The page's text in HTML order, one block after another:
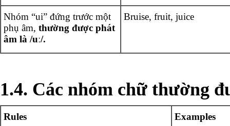
Nhóm “ui” đứng trước một
phụ âm, thường được phát
âm là /uː/.
Bruise, fruit, juice
1.4. Các nhóm chữ thường
Rules Examples